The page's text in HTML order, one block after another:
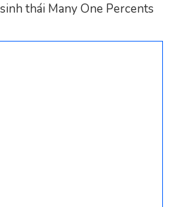
thái Many One Percents